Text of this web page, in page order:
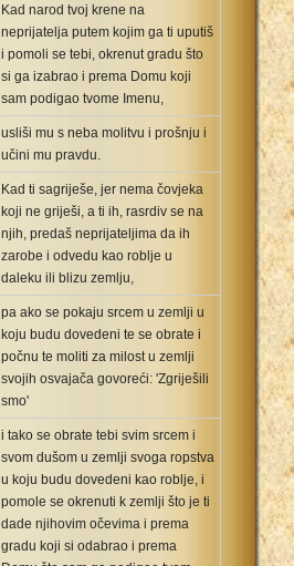
Kad narod tvoj krene na
neprijatelja putem kojim ga ti uputiš
i pomoli se tebi, okrenut gradu što
si ga izabrao i prema Domu koji
sam podigao tvome Imenu,
usliši mu s neba molitvu i prošnju i
učini mu pravdu.
Kad ti sagriješe, jer nema čovjeka
koji ne griješi, a ti ih, rasrdiv se na
njih, predaš neprijateljima da ih
zarobe i odvedu kao roblje u
daleku ili blizu zemlju,
pa ako se pokaju srcem u zemlji u
koju budu dovedeni te se obrate i
počnu te moliti za milost u zemlji
svojih osvajača govoreći: 'Zgriješili
smo'
i tako se obrate tebi svim srcem i
svom dušom u zemlji svoga ropstva
u koju budu dovedeni kao roblje, i
pomole se okrenuti k zemlji što je ti
dade njihovim očevima i prema
gradu koji si odabrao i prema